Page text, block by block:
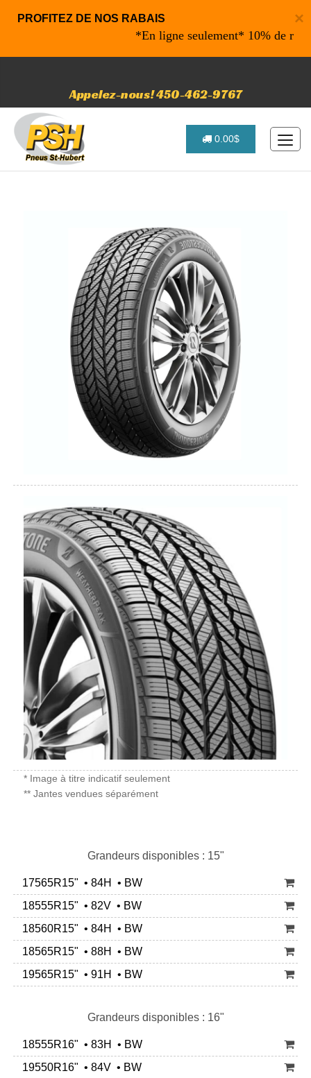
×
PROFITEZ DE NOS RABAIS
*En ligne seulement* 10% de rabais
Appelez-nous! 450-462-9767
0.00$
* Image à titre indicatif seulement
** Jantes vendues séparément
Grandeurs disponibles : 15"
17565R15" • 84H • BW
18555R15" • 82V • BW
18560R15" • 84H • BW
18565R15" • 88H • BW
19565R15" • 91H • BW
Grandeurs disponibles : 16"
18555R16" • 83H • BW
19550R16" • 84V • BW